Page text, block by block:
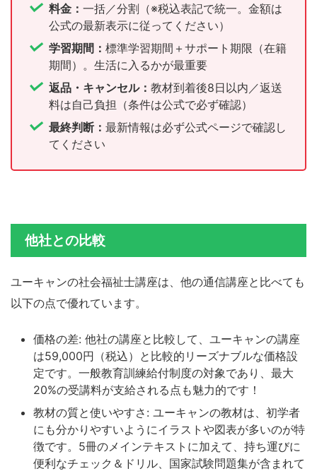
料金： 一括／分割（※税込表記で統一。金額は
公式の最新表示に従ってください）
学習期間： 標準学習期間＋サポート期限（在籍
期間）。生活に入るかが最重要
返品・キャンセル： 教材到着後8日以内／返送
料は自己負担（条件は公式で必ず確認）
最終判断： 最新情報は必ず公式ページで確認し
てください
他社との比較
ユーキャンの社会福祉士講座は、他の通信講座と比べても
以下の点で優れています。
価格の差: 他社の講座と比較して、ユーキャンの講座
は59,000円（税込）と比較的リーズナブルな価格設
定です。一般教育訓練給付制度の対象であり、最大
20%の受講料が支給される点も魅力的です！
教材の質と使いやすさ: ユーキャンの教材は、初学者
にも分かりやすいようにイラストや図表が多いのが特
徴です。5冊のメインテキストに加えて、持ち運びに
便利なチェック＆ドリル、国家試験問題集が含まれて